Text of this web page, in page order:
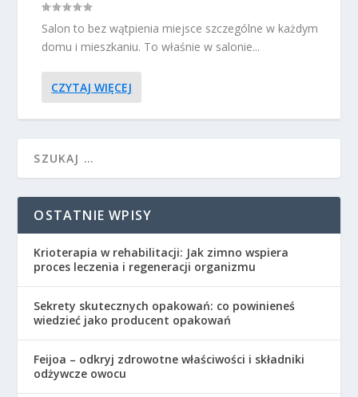
Salon to bez wątpienia miejsce szczególne w każdym
domu i mieszkaniu. To właśnie w salonie...
CZYTAJ WIĘCEJ
OSTATNIE WPISY
Krioterapia w rehabilitacji: Jak zimno wspiera
proces leczenia i regeneracji organizmu
Sekrety skutecznych opakowań: co powinieneś
wiedzieć jako producent opakowań
Feijoa – odkryj zdrowotne właściwości i składniki
odżywcze owocu